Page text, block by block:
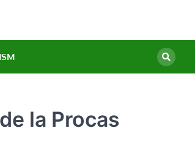
la Procas